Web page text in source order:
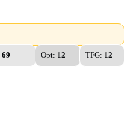
69 Opt: 12 TFG: 12